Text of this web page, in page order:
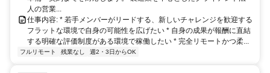
人の営業...
仕事内容: * 若手メンバーがリードする、新しいチャレンジを歓迎する
フラットな環境で自身の可能性を広げたい * 自身の成果が報酬に直結
する明確な評価制度がある環境で稼働したい * 完全リモートかつ柔...
フルリモート 残業なし 週2・3日からOK